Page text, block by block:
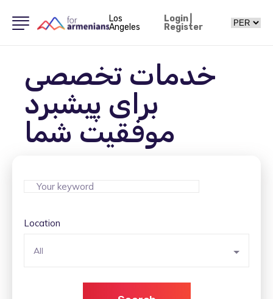
Los
Angeles
Login|
Register
خدمات تخصصی
برای پیشبرد
موفقیت شما
Location
All